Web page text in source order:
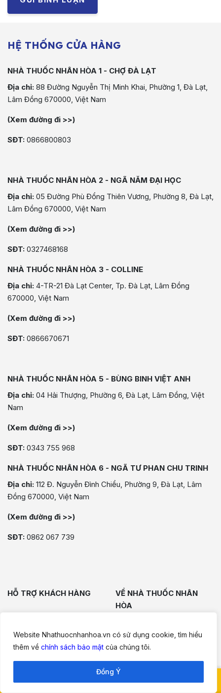
Website Nhathuocnhanhoa.vn có sử dụng cookie, tìm hiểu
thêm về chính sách bảo mật của chúng tôi.
Đồng Ý
0898 9483 83
HỆ THỐNG CỬA HÀNG
NHÀ THUỐC NHÂN HÒA 1 - CHỢ ĐÀ LẠT
Địa chỉ: 88 Đường Nguyễn Thị Minh Khai, Phường 1, Đà Lạt,
Lâm Đồng 670000, Việt Nam
(Xem đường đi >>)
SĐT: 0866800803
NHÀ THUỐC NHÂN HÒA 2 - NGÃ NĂM ĐẠI HỌC
Địa chỉ: 05 Đường Phù Đổng Thiên Vương, Phường 8, Đà Lạt,
Lâm Đồng 670000, Việt Nam
(Xem đường đi >>)
SĐT: 0327468168
NHÀ THUỐC NHÂN HÒA 3 - COLLINE
Địa chỉ: 4-TR-21 Đà Lạt Center, Tp. Đà Lạt, Lâm Đồng
670000, Việt Nam
(Xem đường đi >>)
SĐT: 0866670671
NHÀ THUỐC NHÂN HÒA 5 - BÙNG BINH VIỆT ANH
Địa chỉ: 04 Hải Thượng, Phường 6, Đà Lạt, Lâm Đồng, Việt
Nam
(Xem đường đi >>)
SĐT: 0343 755 968
NHÀ THUỐC NHÂN HÒA 6 - NGÃ TƯ PHAN CHU TRINH
Địa chỉ: 112 Đ. Nguyễn Đình Chiểu, Phường 9, Đà Lạt, Lâm
Đồng 670000, Việt Nam
(Xem đường đi >>)
SĐT: 0862 067 739
HỖ TRỢ KHÁCH HÀNG
Bảo Mật Thông Tin
VỀ NHÀ THUỐC NHÂN
HÒA
Nhà Sáng Lập & CEO
Dược Sĩ Nhân Hòa